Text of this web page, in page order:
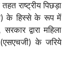
राष्ट्रीय पिछड़ा
के हिस्से के रूप में
द्वारा महिला
(एसएचजी) के जरिये